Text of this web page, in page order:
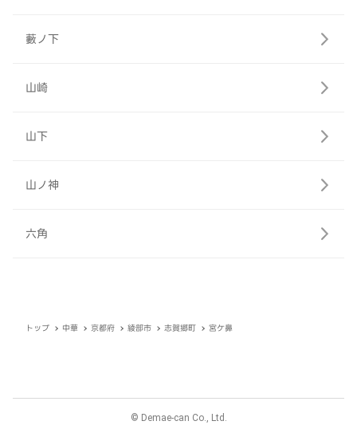
藪ノ下
山崎
山下
山ノ神
六角
トップ 中華 京都府 綾部市 志賀郷町 宮ケ鼻
© Demae-can Co., Ltd.